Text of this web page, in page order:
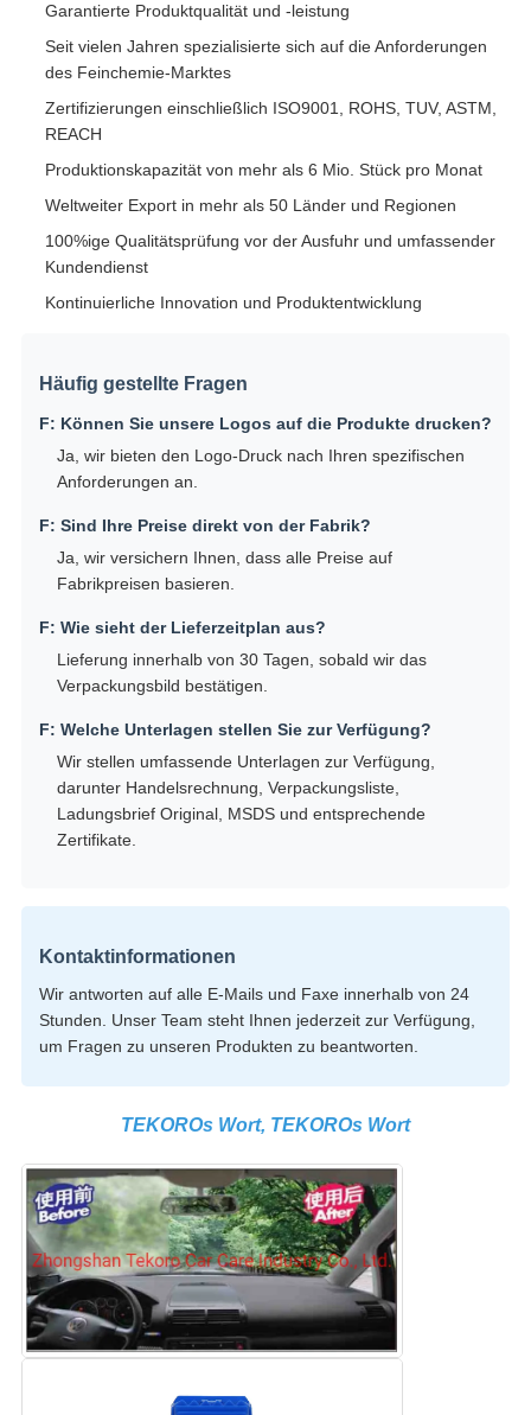
Garantierte Produktqualität und -leistung
Seit vielen Jahren spezialisierte sich auf die Anforderungen
des Feinchemie-Marktes
Zertifizierungen einschließlich ISO9001, ROHS, TUV, ASTM,
REACH
Produktionskapazität von mehr als 6 Mio. Stück pro Monat
Weltweiter Export in mehr als 50 Länder und Regionen
100%ige Qualitätsprüfung vor der Ausfuhr und umfassender
Kundendienst
Kontinuierliche Innovation und Produktentwicklung
Häufig gestellte Fragen
F: Können Sie unsere Logos auf die Produkte drucken?
Ja, wir bieten den Logo-Druck nach Ihren spezifischen
Anforderungen an.
F: Sind Ihre Preise direkt von der Fabrik?
Ja, wir versichern Ihnen, dass alle Preise auf
Fabrikpreisen basieren.
F: Wie sieht der Lieferzeitplan aus?
Lieferung innerhalb von 30 Tagen, sobald wir das
Verpackungsbild bestätigen.
F: Welche Unterlagen stellen Sie zur Verfügung?
Wir stellen umfassende Unterlagen zur Verfügung,
darunter Handelsrechnung, Verpackungsliste,
Ladungsbrief Original, MSDS und entsprechende
Zertifikate.
Kontaktinformationen
Wir antworten auf alle E-Mails und Faxe innerhalb von 24
Stunden. Unser Team steht Ihnen jederzeit zur Verfügung,
um Fragen zu unseren Produkten zu beantworten.
TEKOROs Wort, TEKOROs Wort